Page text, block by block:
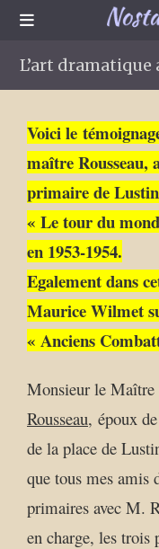
L’art dramatique
Voici le
maître Rousseau,
primaire de
« Le tour du
en 1953-1954.
Egalement dans
Maurice Wilmet
« Anciens
Monsieur le Maître
Rousseau, époux
de la place de
que tous mes amis
primaires avec M.
en charge, les trois